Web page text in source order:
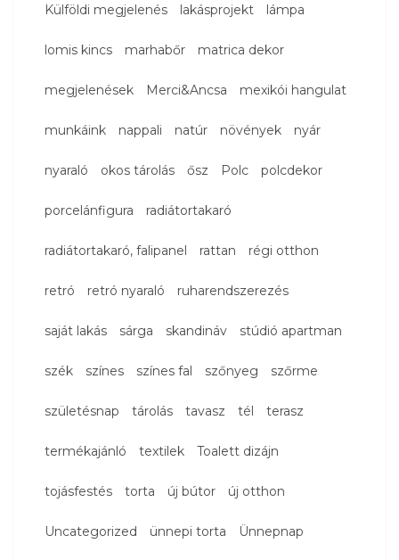
Külföldi megjelenés lakásprojekt lámpa
lomis kincs marhabőr matrica dekor
megjelenések Merci&Ancsa mexikói hangulat
munkáink nappali natúr növények nyár
nyaraló okos tárolás ősz Polc polcdekor
porcelánfigura radiátortakaró
radiátortakaró, falipanel rattan régi otthon
retró retró nyaraló ruharendszerezés
saját lakás sárga skandináv stúdió apartman
szék színes színes fal szőnyeg szőrme
születésnap tárolás tavasz tél terasz
termékajánló textilek Toalett dizájn
tojásfestés torta új bútor új otthon
Uncategorized ünnepi torta Ünnepnap